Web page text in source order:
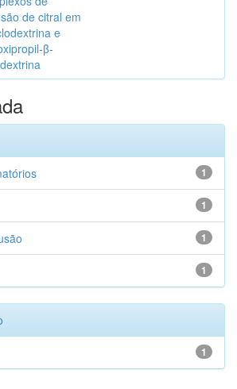
de citral em
e
β-
1
1
1
1
1